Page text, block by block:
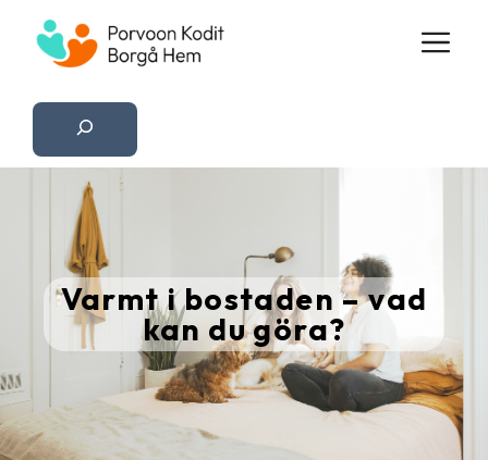
innehåll
Varmt i bostaden – vad
kan du göra?